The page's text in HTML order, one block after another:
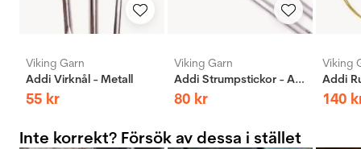
Viking Garn
Addi Virknål - Metall
55 kr
Viking Garn
Addi Strumpstickor - Aluminium
80 kr
Viking
140
Inte korrekt? Försök av dessa i stället